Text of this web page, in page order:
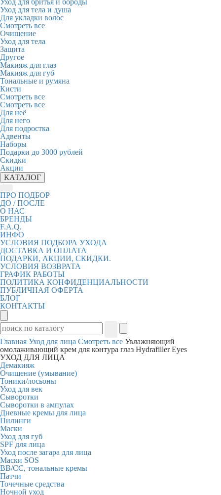
Уход для бритья и бороды
Уход для тела и душа
Для укладки волос
Смотреть все
Очищение
Уход для тела
Защита
Другое
Макияж для глаз
Макияж для губ
Тональные и румяна
Кисти
Смотреть все
Смотреть все
Для неё
Для него
Для подростка
Адвенты
Наборы
Подарки до 3000 рублей
Скидки
Акции
КАТАЛОГ
ПРО ПОДБОР
ДО / ПОСЛЕ
О НАС
БРЕНДЫ
F.A.Q.
ИНФО
УСЛОВИЯ ПОДБОРА УХОДА
ДОСТАВКА И ОПЛАТА
ПОДАРКИ, АКЦИИ, СКИДКИ.
УСЛОВИЯ ВОЗВРАТА
ГРАФИК РАБОТЫ
ПОЛИТИКА КОНФИДЕНЦИАЛЬНОСТИ
ПУБЛИЧНАЯ ОФЕРТА
БЛОГ
КОНТАКТЫ
Главная Уход для лица Смотреть все Увлажняющий
омолаживающий крем для контура глаз Hydrafiller Eyes
УХОД ДЛЯ ЛИЦА
Демакияж
Очищение (умывание)
Тоники/лосьоны
Уход для век
Сыворотки
Сыворотки в ампулах
Дневные кремы для лица
Пилинги
Маски
Уход для губ
SPF для лица
Уход после загара для лица
Маски SOS
BB/CC, тональные кремы
Патчи
Точечные средства
Ночной уход